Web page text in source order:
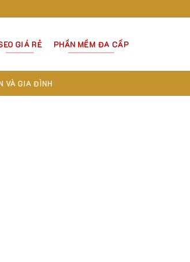
GIÁ RẺ PHẦN MỀM ĐA CẤP
VÀ GIA ĐÌNH